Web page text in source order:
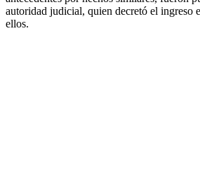
autoridad judicial, quien decretó el ingreso
ellos.